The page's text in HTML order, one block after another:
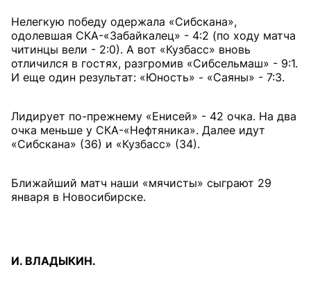
Нелегкую победу одержала «Сибскана»,
одолевшая СКА-«Забайкалец» - 4:2 (по ходу матча
читинцы вели - 2:0). А вот «Кузбасс» вновь
отличился в гостях, разгромив «Сибсельмаш» - 9:1.
И еще один результат: «Юность» - «Саяны» - 7:3.
Лидирует по-прежнему «Енисей» - 42 очка. На два
очка меньше у СКА-«Нефтяника». Далее идут
«Сибскана» (36) и «Кузбасс» (34).
Ближайший матч наши «мячисты» сыграют 29
января в Новосибирске.
И. ВЛАДЫКИН.